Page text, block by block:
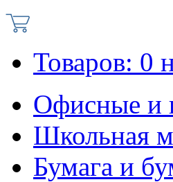
Товаров: 0
Офисные и
Школьная
Бумага и